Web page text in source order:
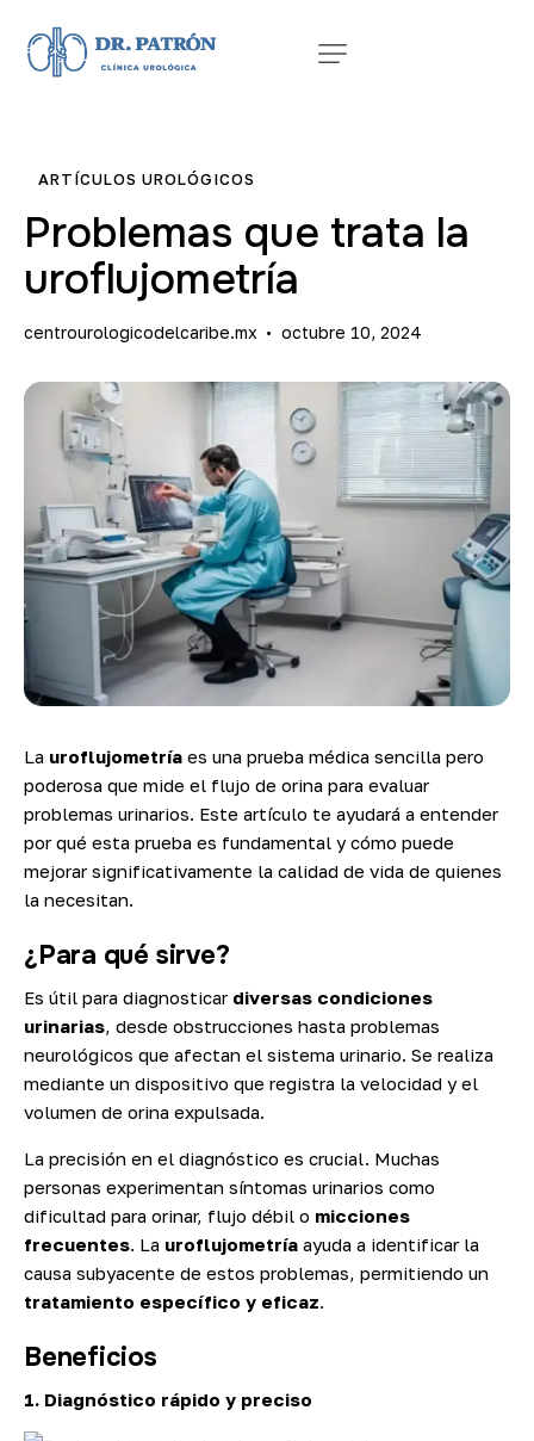
ARTÍCULOS UROLÓGICOS
Problemas que trata la
uroflujometría
centrourologicodelcaribe.mx octubre 10, 2024
La uroflujometría es una prueba médica sencilla pero
poderosa que mide el flujo de orina para evaluar
problemas urinarios. Este artículo te ayudará a entender
por qué esta prueba es fundamental y cómo puede
mejorar significativamente la calidad de vida de quienes
la necesitan.
¿Para qué sirve?
Es útil para diagnosticar diversas condiciones
urinarias, desde obstrucciones hasta problemas
neurológicos que afectan el sistema urinario. Se realiza
mediante un dispositivo que registra la velocidad y el
volumen de orina expulsada.
La precisión en el diagnóstico es crucial. Muchas
personas experimentan síntomas urinarios como
dificultad para orinar, flujo débil o micciones
frecuentes. La uroflujometría ayuda a identificar la
causa subyacente de estos problemas, permitiendo un
tratamiento específico y eficaz.
Beneficios
1. Diagnóstico rápido y preciso